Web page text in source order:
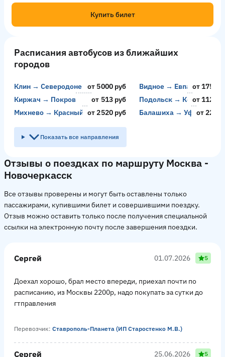
Купить билет
Расписания автобусов из ближайших
городов
Клин → Северодонецкот 5000 руб Видное → Евпатория
от 17500
Киржач → Покров
от 513 руб Подольск → Керчьот 11200
Михнево → Красный Колосот 2520 руб Балашиха → Уфаот 2218
Показать все направления
Отзывы о поездках по маршруту Москва -
Новочеркасск
Все отзывы проверены и могут быть оставлены только
пассажирами, купившими билет и совершившими поездку.
Отзыв можно оставить только после получения специальной
ссылки на электронную почту после завершения поездки.
Сергей 01.07.2026 5
Доехал хорошо, брал место впереди, приехал почти по
расписанию, из Москвы 2200р, надо покупать за сутки до
гтправления
Перевозчик: Ставрополь-Планета (ИП Старостенко М.В.)
Сергей 25.06.2026 5